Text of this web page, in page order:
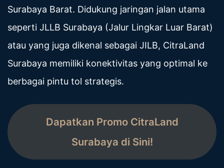
Surabaya Barat. Didukung jaringan jalan utama
seperti JLLB Surabaya (Jalur Lingkar Luar Barat)
atau yang juga dikenal sebagai JILB, CitraLand
Surabaya memiliki konektivitas yang optimal ke
berbagai pintu tol strategis.
Dapatkan Promo CitraLand
Surabaya di Sini!